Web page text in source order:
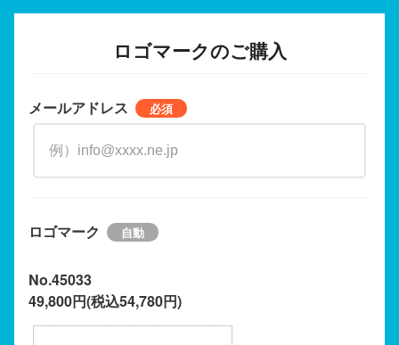
ロゴマークのご購入
メールアドレス
ロゴマーク
No.45033
49,800円(税込54,780円)